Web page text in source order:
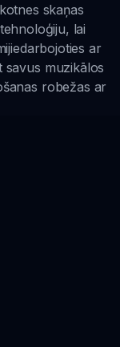
skaņas
lai
ar
savus muzikālos
robežas ar